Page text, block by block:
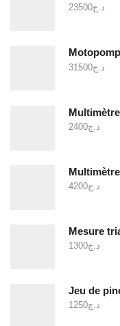
د.ج23500
د.ج31500
د.ج2400
د.ج4200
د.ج1300
Jeu de
د.ج1250